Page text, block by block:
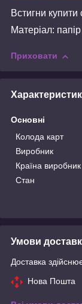
Встигни купити
Матеріал:
Приховати
Основні
Колода карт
Виробник
Країна виробник
Стан
Умови
Доставка
Нова Пошта